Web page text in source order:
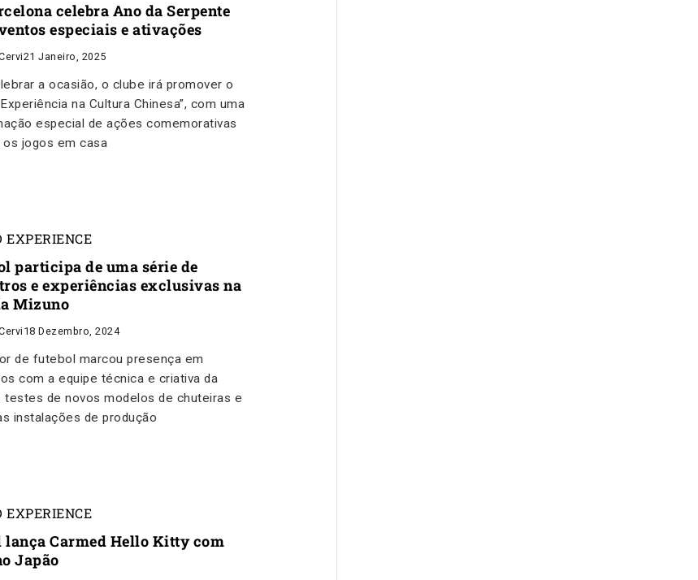
celebra Ano da Serpente
especiais e ativações
21 Janeiro, 2025
a ocasião, o clube irá promover o
na Cultura Chinesa”, com uma
especial de ações comemorativas
os jogos em casa
EXPERIENCE
participa de uma série de
e experiências exclusivas na
Mizuno
18 Dezembro, 2024
de futebol marcou presença em
com a equipe técnica e criativa da
testes de novos modelos de chuteiras e
instalações de produção
EXPERIENCE
lança Carmed Hello Kitty com
Japão